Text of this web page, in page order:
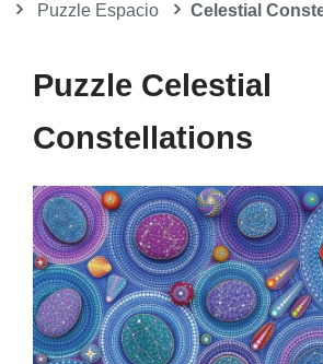
Puzzle Espacio
Celestial
Puzzle Celestial
Constellations